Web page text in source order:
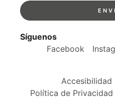
Síguenos
Facebook
Accesibilidad
Política de Privacidad